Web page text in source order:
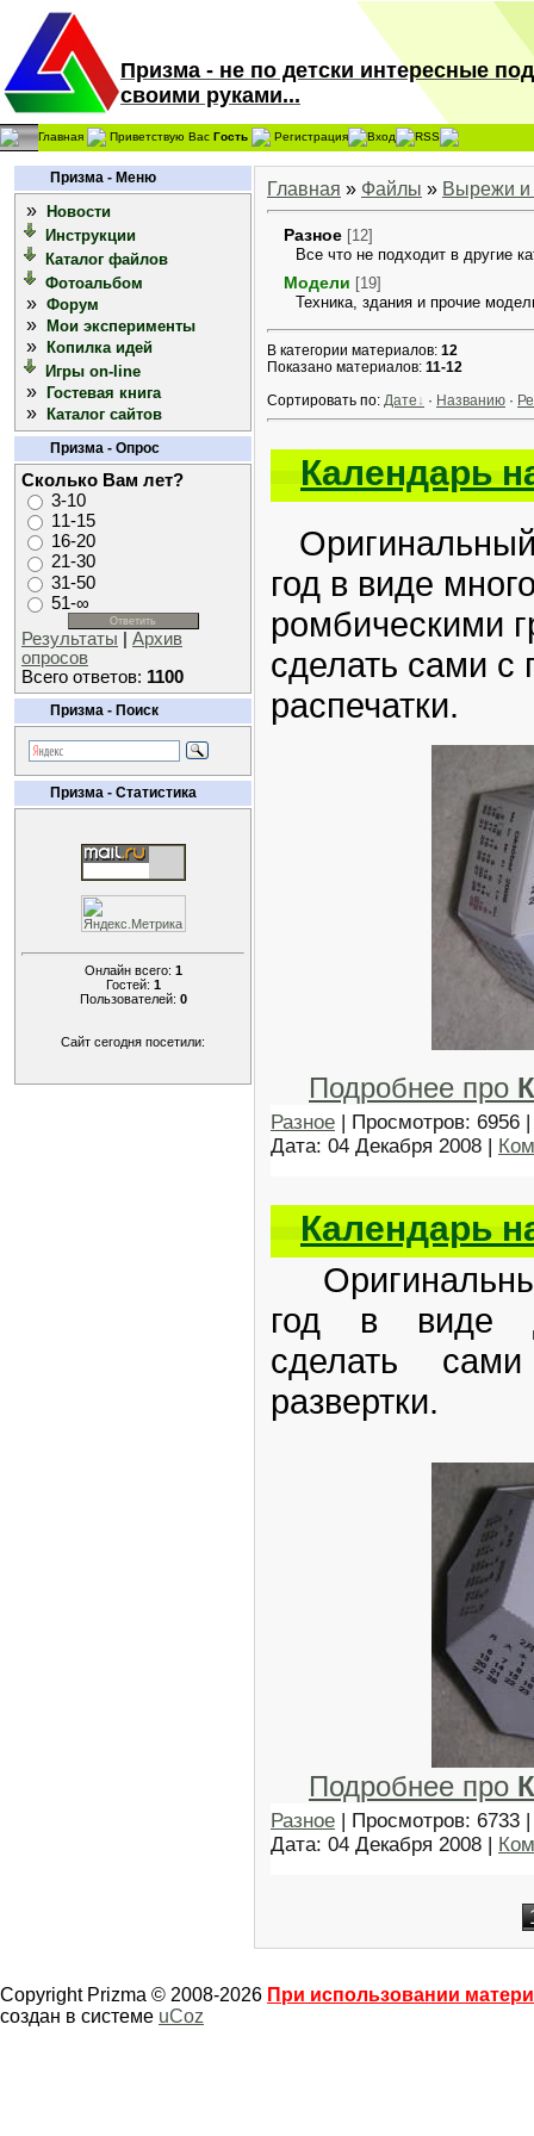
Призма - не по детски интересные
своими руками...
Главная Приветствую Вас Гость Регистрация Вход RSS
Призма - Меню
»
Новости
Инструкции
Каталог файлов
Фотоальбом
» Форум
» Мои эксперименты
»
Копилка идей
Игры on-line
» Гостевая книга
» Каталог сайтов
Призма - Опрос
Сколько Вам лет?
3-10
11-15
16-20
21-30
31-50
51-∞
Результаты
Архив
опросов
Всего ответов: 1100
Призма - Поиск
Призма - Статистика
Онлайн всего: 1
Гостей: 1
Пользователей: 0
Сайт сегодня посетили:
Главная » Файлы » Вырежи и
Разное [12]
Все что не подходит в другие
Модели [19]
Техника, здания и прочие
В категории материалов: 12
Показано материалов: 11-12
Сортировать по: Дате · Названию ·
Календарь
год в виде
ромбическими
сделать сами
распечатки.
Подробнее про
Разное | Просмотров: 6956
Дата: 04 Декабря 2008 |
Календарь
год в виде
сделать
развертки.
Подробнее про
Разное | Просмотров: 6733
Дата: 04 Декабря 2008 |
Copyright Prizma © 2008-2026 При использовании
создан в системе uCoz